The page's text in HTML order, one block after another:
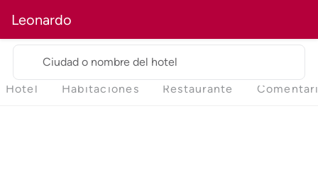
Leonardo
Ciudad o nombre del hotel
Hotel Habitaciones Restaurante